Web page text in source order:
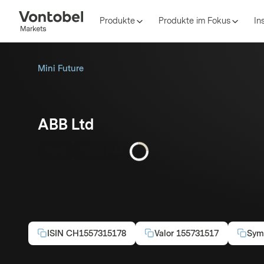
Produkte Produkte im Fokus
Mini Future
ABB Ltd
ISIN CH1557315178 Valor 155731517